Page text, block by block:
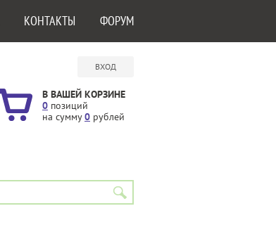
КОНТАКТЫ ФОРУМ
ВХОД
В ВАШЕЙ КОРЗИНЕ
0 позиций
на сумму0 рублей